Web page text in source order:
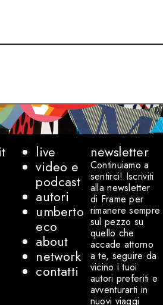
live
video e
podcast
autori
umberto
eco
about
network
contatti
newsletter
Continuiamo a
sentirci! Iscriviti
alla newsletter
di Frame per
rimanere sempre
sul pezzo su
quello che
accade attorno
a te, seguire da
vicino i tuoi
autori preferiti e
avventurarti in
nuovi viaggi